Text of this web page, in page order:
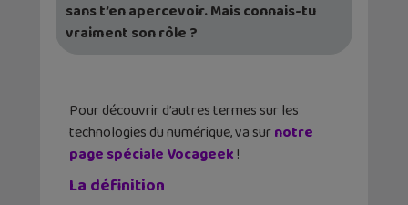
sans t’en apercevoir. Mais connais-tu
vraiment son rôle ?
Pour découvrir d’autres termes sur les
technologies du numérique, va surnotre
page spéciale Vocageek!
La définition